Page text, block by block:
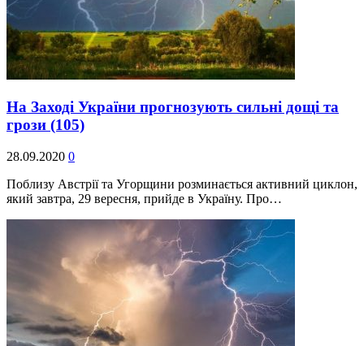
На Заході України прогнозують сильні дощі та
грози (105)
28.09.2020 0
Поблизу Австрії та Угорщини розминається активний циклон,
який завтра, 29 вересня, прийде в Україну. Про…